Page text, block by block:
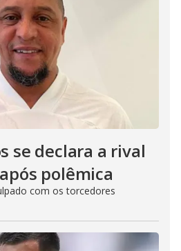
se declara a rival
polêmica
com os torcedores